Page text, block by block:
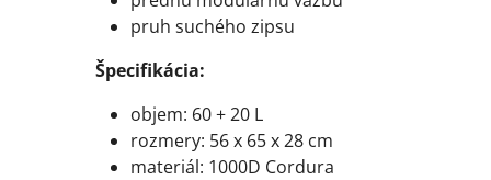
pruh suchého zipsu
Špecifikácia:
objem: 60 + 20 L
rozmery: 56 x 65 x 28 cm
materiál: 1000D Cordura